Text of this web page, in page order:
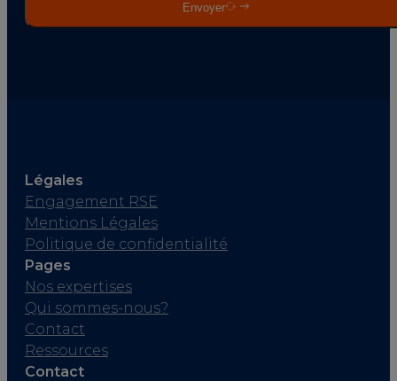
Envoyer
Légales
Engagement RSE
Mentions Légales
Politique de confidentialité
Pages
Nos expertises
Qui sommes-nous?
Contact
Ressources
Contact